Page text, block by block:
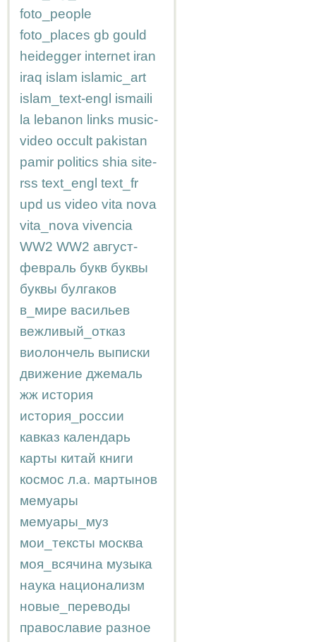
foto_people
foto_places gb gould
heidegger internet iran
iraq islam islamic_art
islam_text-engl ismaili
la lebanon links music-
video occult pakistan
pamir politics shia site-
rss text_engl text_fr
upd us video vita nova
vita_nova vivencia
WW2 WW2 август-
февраль букв буквы
буквы булгаков
в_мире васильев
вежливый_отказ
виолончель выписки
движение джемаль
жж история
история_россии
кавказ календарь
карты китай книги
космос л.а. мартынов
мемуары
мемуары_муз
мои_тексты москва
моя_всячина музыка
наука национализм
новые_переводы
православие разное